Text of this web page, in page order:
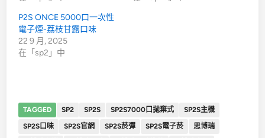
P2S ONCE 5000口一次性
電子煙-荔枝甘露口味
22 9 月, 2025
在「sp2」中
TAGGED SP2 SP2S SP2S7000口拋棄式
SP2S主機
SP2S口味
SP2S官網 SP2S菸彈 SP2S電子菸
思博瑞